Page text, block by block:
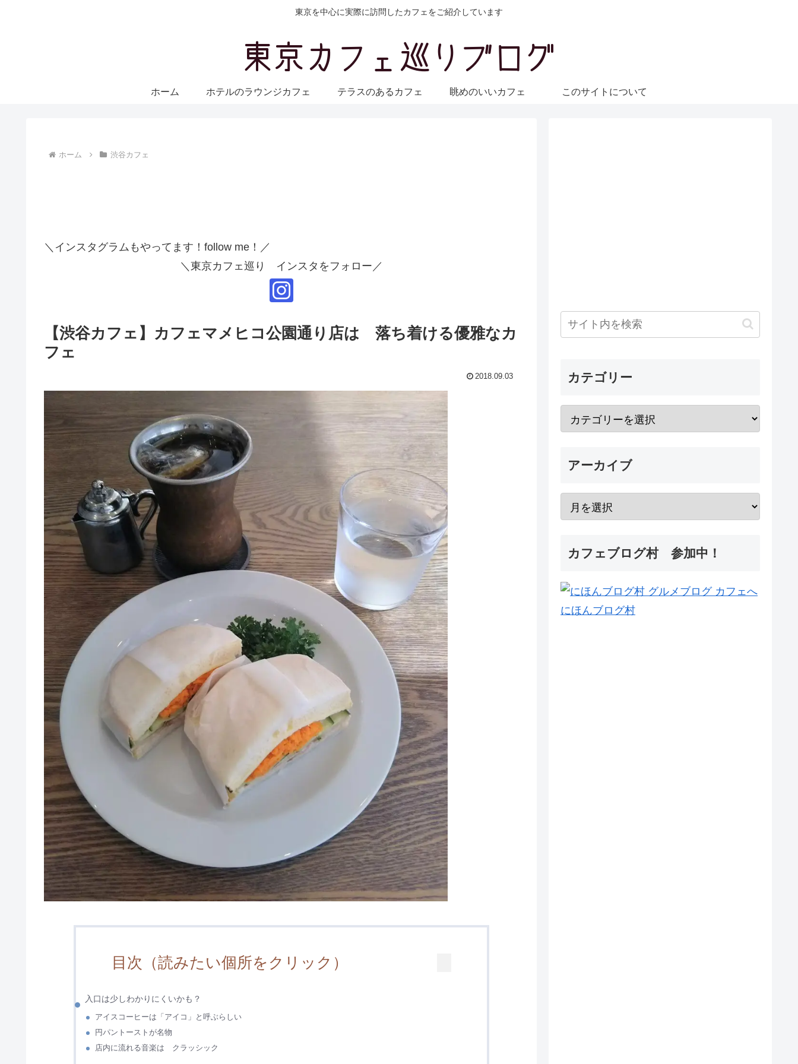
東京を中心に実際に訪問したカフェをご紹介しています
ホーム ホテルのラウンジカフェ テラスのあるカフェ 眺めのいいカフェ このサイトについて
ホーム 渋谷カフェ
＼インスタグラムもやってます！follow me！／
＼東京カフェ巡り インスタをフォロー／
【渋谷カフェ】カフェマメヒコ公園通り店は 落ち着ける優雅なカ
フェ
2018.09.03
目次（読みたい個所をクリック）
入口は少しわかりにくいかも？
アイスコーヒーは「アイコ」と呼ぶらしい
円パントーストが名物
店内に流れる音楽は クラッシック
カテゴリー
アーカイブ
カフェブログ村 参加中！
にほんブログ村